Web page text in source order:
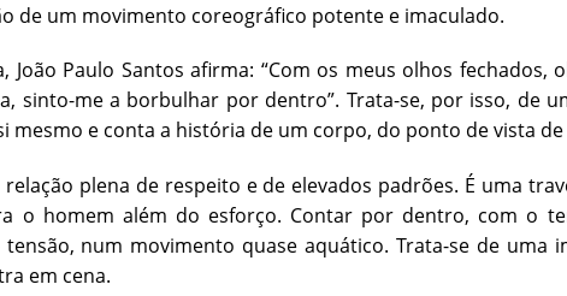
de um movimento coreográfico potente e imaculado.
Paulo Santos afirma: “Com os meus olhos fechados,
sinto-me a borbulhar por dentro”. Trata-se, por isso, de
mesmo e conta a história de um corpo, do ponto de vista
plena de respeito e de elevados padrões. É uma
o homem além do esforço. Contar por dentro, com o
num movimento quase aquático. Trata-se de uma
em cena.